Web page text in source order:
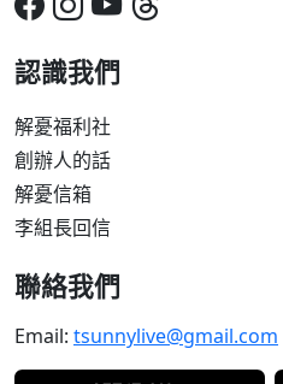
認識我們
解憂福利社
創辦人的話
解憂信箱
李組長回信
聯絡我們
Email: tsunnylive@gmail.com